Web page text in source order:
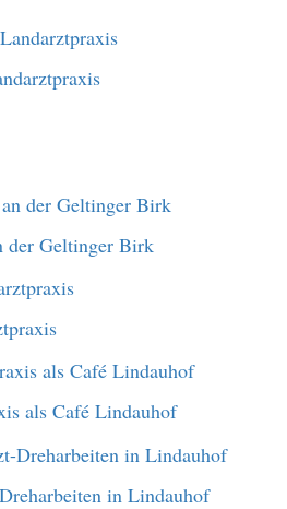
der Geltinger Birk
als Café Lindauhof
in Lindauhof